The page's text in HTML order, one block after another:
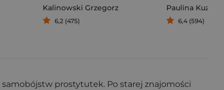
Kalinowski Grzegorz
6,2 (475)
Paulina
6,4 (594)
prostytutek. Po starej znajomości